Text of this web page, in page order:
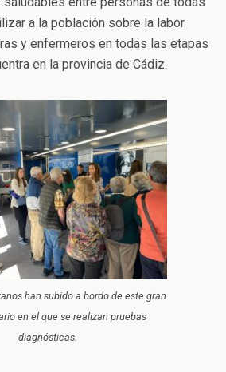
a la población sobre la labor
y enfermeros en todas las etapas
en la provincia de Cádiz.
han subido a bordo de este gran
en el que se realizan pruebas
diagnósticas.